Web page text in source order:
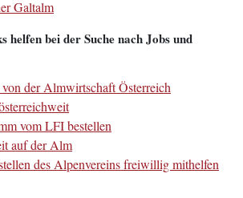
Galtalm
helfen bei der Suche nach Jobs und
von der Almwirtschaft Österreich
vom LFI bestellen
auf der Alm
des Alpenvereins freiwillig mithelfen